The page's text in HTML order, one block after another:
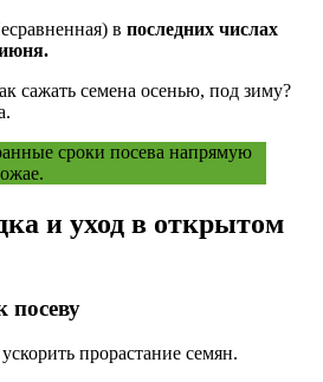
в последних числах
сажать семена осенью, под зиму?
сроки посева напрямую
и уход в открытом
посеву
прорастание семян.